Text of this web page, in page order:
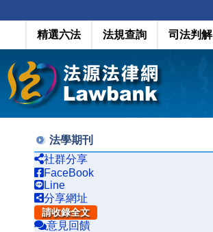
精選六法 法規查詢 司法判解
法學期刊
社群分享
FaceBook
Line
分享網址
請收錄全文
意見回饋